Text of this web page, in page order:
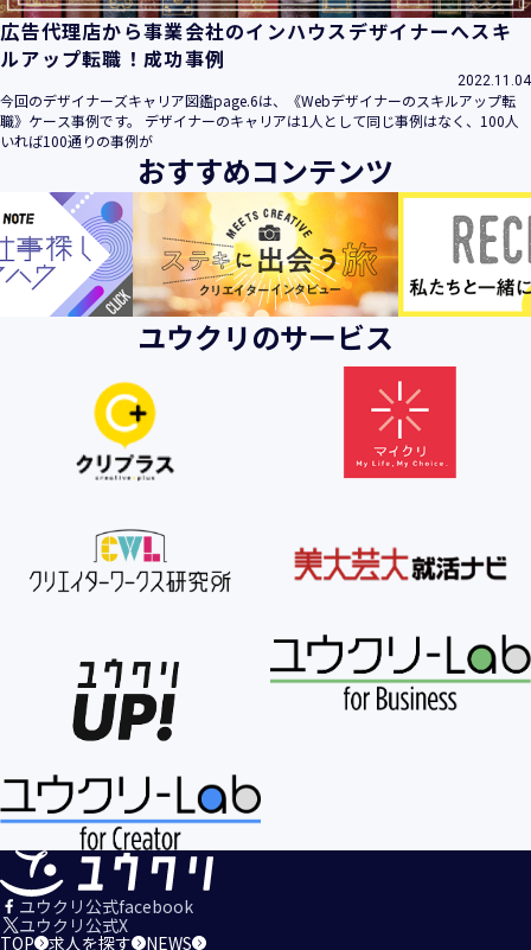
当社は、以下の方法により、個人情報を取得させていただき
ます。
当社サービスにおいて、自ら入力された個人情報を、当社は
取得・収集させていただきます。
・電子メール、郵便、書面、電話等の手段により取得・収集
させていただく方法
当社に対し、電子メール、郵便、書面、電話等の手段によっ
て、ご提供いただいた個人情報を、当社は取得・収集させて
いただきます。
・当社等へアクセスされた際に情報を収集させていただく方
す。これらの情報には、利用されるURL、ブラウザや携帯電
話の種類、IPアドレスなどの情報を含みます。
【個人情報の利用目的の公表】
当社は、個人情報を次の利用目的の範囲内で利用すること
第１項及びJISQ15001:2017の附属書A.3.4.2.4に基づき公表し
＜個人情報の利用目的＞
１．当社のサービスを提供するため
２．当社のサービスを安心・安全にご利用いただける環境整
備のため
３．当社のサービスの運営・管理のため
４．当社のサービスに関するご案内、お問い合せ等への対応
５．当社、その他当社のサービスについての調査・データ集
積、改善、研究開発のため
６．当社がおすすめする商品・サービスなどのご案内を送
信・送付するため
７．当社とお客様の間での必要な連絡を行うため
８．当社のサービスに関する当社の規約、ポリシー等（以下
「規約等」といいます。）に違反する行為に対する対応のた
広告代理店から事業会社のインハウスデザイナーへスキ
ルアップ転職！成功事例
2022.11.04
今回のデザイナーズキャリア図鑑page.6は、《Webデザイナーのスキルアップ転
職》ケース事例です。 デザイナーのキャリアは1人として同じ事例はなく、100人
いれば100通りの事例が
おすすめコンテンツ
ユウクリのサービス
ユウクリ公式facebook
ユウクリ公式X
TOP 求人を探す NEWS